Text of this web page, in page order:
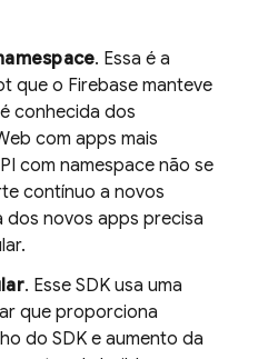
. Essa é a
que o Firebase manteve
conhecida dos
com apps mais
com namespace não se
contínuo a novos
dos novos apps precisa
. Esse SDK usa uma
que proporciona
do SDK e aumento da